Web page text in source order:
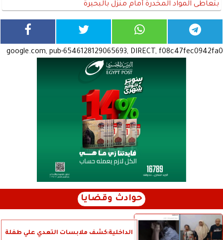
بتعاطى المواد المخدرة أمام منزل بالبحيرة
google.com, pub-6546128129065693, DIRECT, f08c47fec0942fa0
حوادث وقضايا
الداخلية:كشف ملابسات التعدي علي طفلة